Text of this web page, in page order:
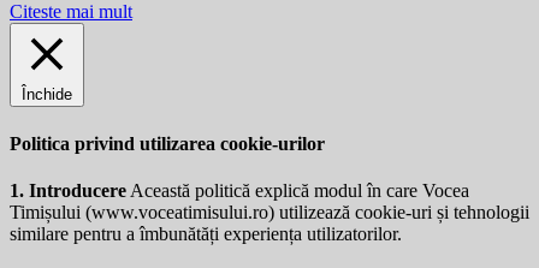
Citeste mai mult
Închide
Politica privind utilizarea cookie-urilor
1. Introducere Această politică explică modul în care Vocea
Timișului (www.voceatimisului.ro) utilizează cookie-uri și tehnologii
similare pentru a îmbunătăți experiența utilizatorilor.